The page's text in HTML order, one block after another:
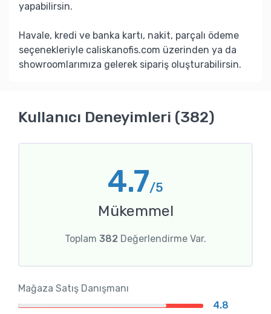
yapabilirsin.
Havale, kredi ve banka kartı, nakit, parçalı ödeme
seçenekleriyle caliskanofis.com üzerinden ya da
showroomlarımıza gelerek sipariş oluşturabilirsin.
Kullanıcı Deneyimleri (382)
4.7/5
Mükemmel
Toplam 382 Değerlendirme Var.
Mağaza Satış Danışmanı
4.8